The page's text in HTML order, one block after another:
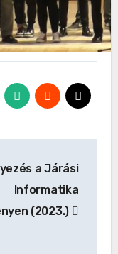
a Járási
Informatika
(2023.)